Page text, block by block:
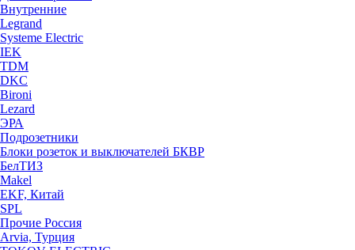
Внутренние
Legrand
Systeme Electric
IEK
TDM
DKC
Bironi
Lezard
ЭРА
Подрозетники
Блоки розеток и выключателей БКВР
БелТИЗ
Makel
EKF, Китай
SPL
Прочие Россия
Arvia, Турция